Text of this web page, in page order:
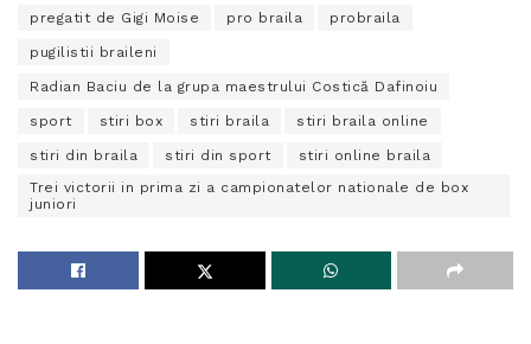
pregatit de Gigi Moise pro braila probraila
pugilistii braileni
Radian Baciu de la grupa maestrului Costică Dafinoiu
sport stiri box stiri braila stiri braila online
stiri din braila stiri din sport
stiri online braila
Trei victorii in prima zi a campionatelor nationale de box
juniori